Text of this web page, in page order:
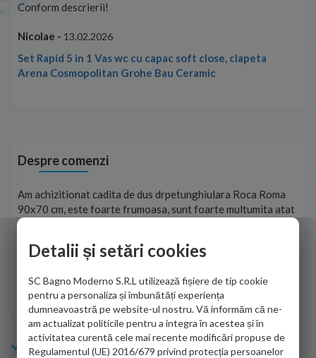
Conform descrierii!
Nicolae - 13.02.2026
Set Rapid 5 in 1 Vas wc cu capac soft close, clapeta
Arena Cosmopolitan Grohe Bau Ceramic
Despre comenzi
Am achizitionat cadita de dus drpetunghiulara Roca Roma
90x70 cm, este foarte frumoasa, sunt foarte multumita atat
de personalul firmei dvs. cu care am colaborat in obtinerea
adus coletul in siguranta.Numai bine, va doresc!
Sofrone Viviana -28.07.2026
Info Bagno
Detalii și setări cookies
SC Bagno Moderno S.R.L utilizează fișiere de tip cookie
pentru a personaliza și îmbunătăți experiența
dumneavoastră pe website-ul nostru. Vă informăm că ne-
am actualizat politicile pentru a integra în acestea și în
activitatea curentă cele mai recente modificări propuse de
Regulamentul (UE) 2016/679 privind protecția persoanelor